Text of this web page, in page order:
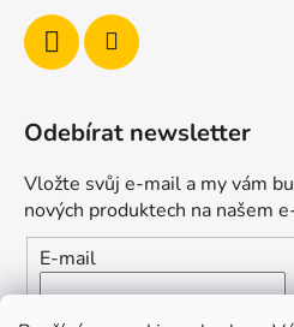
Odebírat newsletter
Vložte svůj e-mail a my vám
nových produktech na našem
E-mail
Vložením e-mailu souhlasíte s